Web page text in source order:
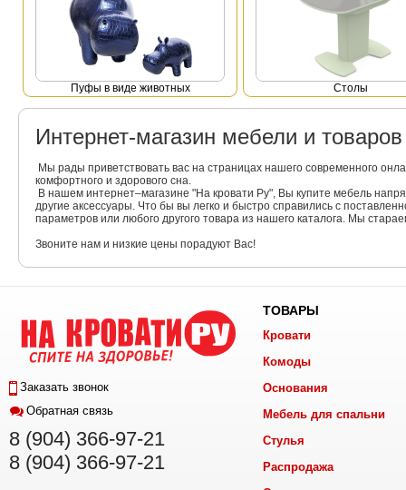
Пуфы в виде животных Столы
Интернет-магазин мебели и
Мы рады приветствовать вас на страницах нашего современного
комфортного и здорового сна.
В нашем интернет–магазине "На кровати Ру", Вы купите мебель
другие аксессуары. Что бы вы легко и быстро справились с
параметров или любого другого товара из нашего каталога. Мы
Звоните нам и низкие цены порадуют Вас!
Заказать звонок
Обратная связь
8 (904) 366-97-21
8 (904) 366-97-21
ТОВАРЫ
Кровати
Комоды
Основания
Мебель для спальни
Стулья
Распродажа